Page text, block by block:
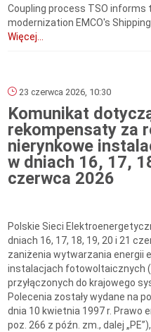
Coupling process TSO informs
modernization EMCO's
Więcej...
23 czerwca 2026, 10:30
Komunikat
rekompensaty za
nierynkowe
w dniach 16, 17,
czerwca 2026
Polskie Sieci
dniach 16, 17, 18, 19, 20 i 21
zaniżenia wytwarzania energii
instalacjach fotowoltaicznych
przyłączonych do krajowego
Polecenia zostały wydane na
dnia 10 kwietnia 1997 r. Prawo
poz. 266 z późn. zm., dalej